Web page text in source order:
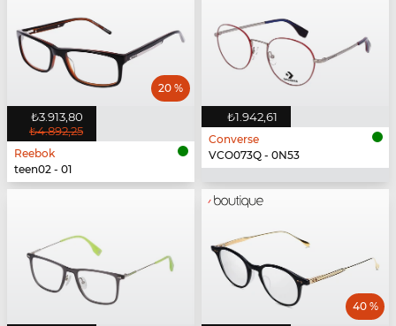
₺3.913,80
₺4.892,25
20 %
Reebok
teen02 - 01
₺1.942,61
Converse
VCO073Q - 0N53
40 %